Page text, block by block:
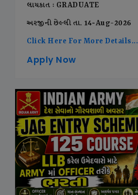
લાયકાત : GRADUATE
અરજીની છેલ્લી તા. 14-Aug-2026
Click Here For More Details...
Apply Now